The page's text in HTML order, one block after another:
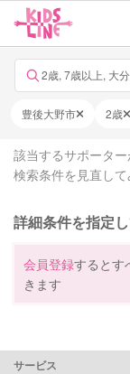
2歳, 7歳以上, 大
豊後大野市 2歳
該当するサポーター
検索条件を見直して
詳細条件を指定
会員登録するとす
きます
サービス